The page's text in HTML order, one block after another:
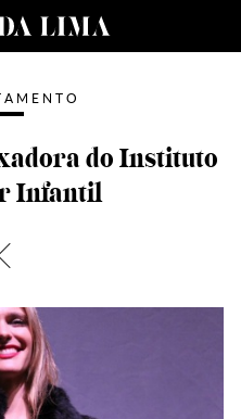
do Instituto
Infantil